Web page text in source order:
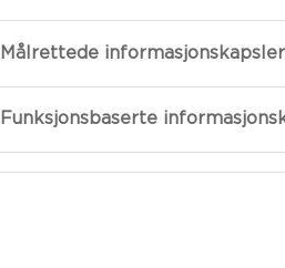
Målrettede informasjonskapsler
Funksjonsbaserte